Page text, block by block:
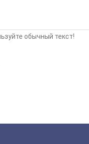
обычный текст!